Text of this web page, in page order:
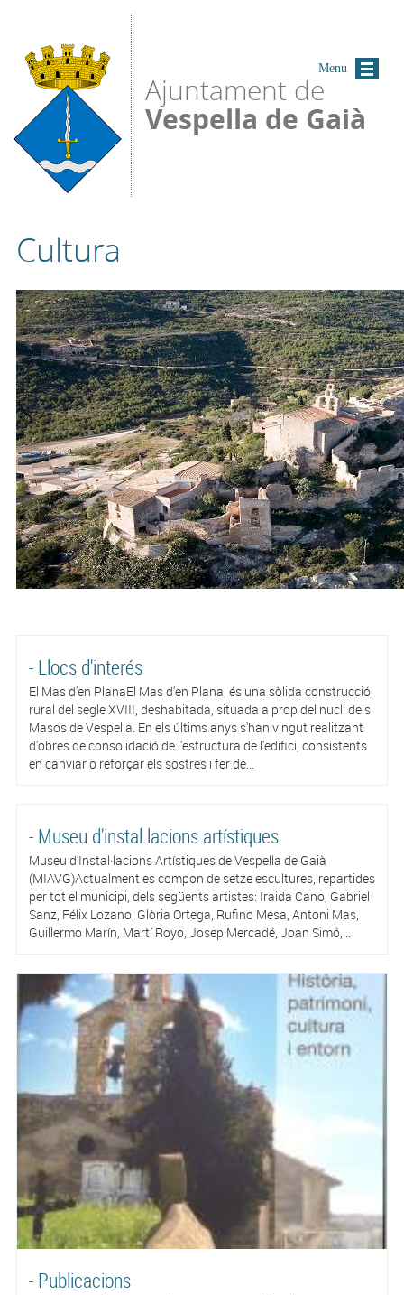
Ajuntament de
Vespella de Gaià
Cultura
- Llocs d'interés
El Mas d'en PlanaEl Mas d'en Plana, és una sòlida construcció
rural del segle XVIII, deshabitada, situada a prop del nucli dels
Masos de Vespella. En els últims anys s'han vingut realitzant
d'obres de consolidació de l'estructura de l'edifici, consistents
en canviar o reforçar els sostres i fer de...
- Museu d'instal.lacions artístiques
Museu d'Instal·lacions Artístiques de Vespella de Gaià
(MIAVG)Actualment es compon de setze escultures, repartides
per tot el municipi, dels següents artistes: Iraida Cano, Gabriel
Sanz, Félix Lozano, Glòria Ortega, Rufino Mesa, Antoni Mas,
Guillermo Marín, Martí Royo, Josep Mercadé, Joan Simó,...
- Publicacions
Menu